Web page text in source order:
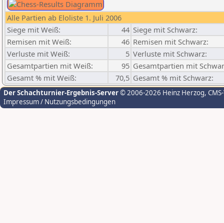
Alle Partien ab Eloliste 1. Juli 2006
Siege mit Weiß:
44 Siege mit Schwarz:
Remisen mit Weiß:
46 Remisen mit Schwarz:
Verluste mit Weiß:
5 Verluste mit Schwarz:
Gesamtpartien mit Weiß:
95 Gesamtpartien mit
Gesamt % mit Weiß:
70,5 Gesamt % mit Schwarz:
Der Schachturnier-Ergebnis-Server© 2006-2026 Heinz Herzog,
Impressum / Nutzungsbedingungen